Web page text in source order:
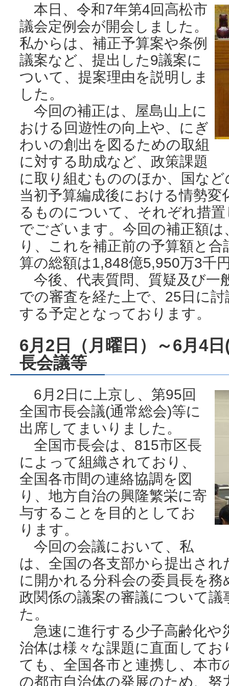
本日、令和7年第4回高松市
議会定例会が開会しました。
私からは、補正予算案や条例
議案など、提出した9議案に
ついて、提案理由を説明しま
した。
今回の補正は、屋島山上に
おける回遊性の向上や、にぎ
わいの創出を図るための取組
に対する助成など、政策課題
に取り組むもののほか、国な
当初予算編成後における情勢
るものについて、それぞれ措
でございます。今回の補正額
り、これを補正前の予算額と
算の総額は1,848億5,950万3千
今後、代表質問、質疑及び一
での審査を経た上で、25日に
する予定となっております。
6月2日（月曜日）～6月4
長会議等
6月2日に上京し、第95回
全国市長会議(通常総会)等に
出席してまいりました。
全国市長会は、815市区長
によって組織されており、
全国各市間の連絡協調を図
り、地方自治の興隆繁栄に寄
与することを目的としてお
ります。
今回の会議において、私
は、全国の各支部から提出さ
に開かれる分科会の委員長を
政関係の議案の審議について
た。
急速に進行する少子高齢化や
治体は様々な課題に直面して
ても、全国各市と連携し、本
の都市自治体の発展のため、